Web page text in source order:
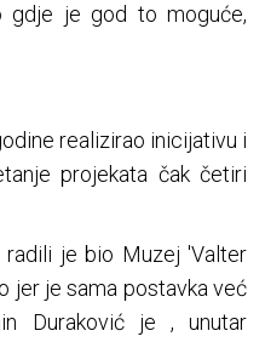
gdje je god to moguće,
realizirao inicijativu i
projekata čak četiri
je bio Muzej 'Valter
jer je sama postavka već
Duraković je , unutar